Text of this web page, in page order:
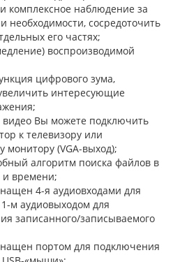
комплексное наблюдение за
необходимости, сосредоточить
его частях;
воспроизводимой
цифрового зума,
интересующие
Вы можете подключить
к телевизору или
монитору (VGA-выход);
алгоритм поиска файлов в
и времени;
4-я аудиовходами для
м аудиовыходом для
записанного/записываемого
портом для подключения